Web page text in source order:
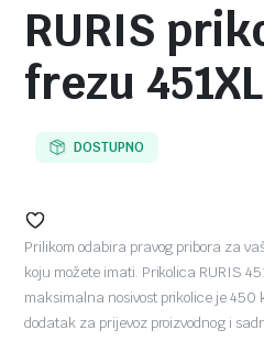
RURIS
frezu
DOSTUPNO
Prilikom odabira pravog pribora za
koju možete imati. Prikolica RURIS
maksimalna nosivost prikolice je 450
dodatak za prijevoz proizvodnog i